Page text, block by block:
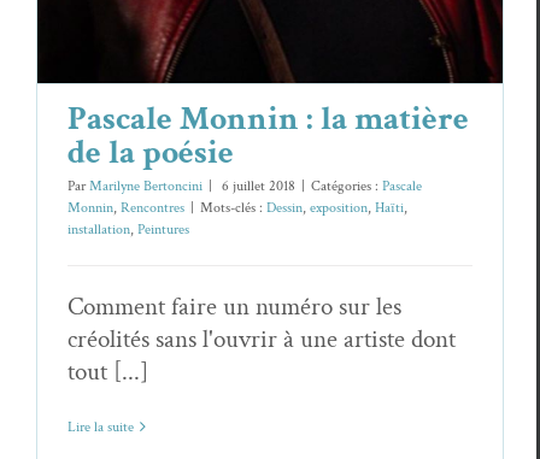
Pascale Monnin : la matière
de la poésie
ParMarilyne Bertoncini | 6 juillet 2018 | Catégories : Pascale
Monnin, Rencontres | Mots-clés : Dessin, exposition, Haïti,
installation, Peintures
Comment faire un numéro sur les
créolités sans l'ouvrir à une artiste dont
tout [...]
Lire la suite